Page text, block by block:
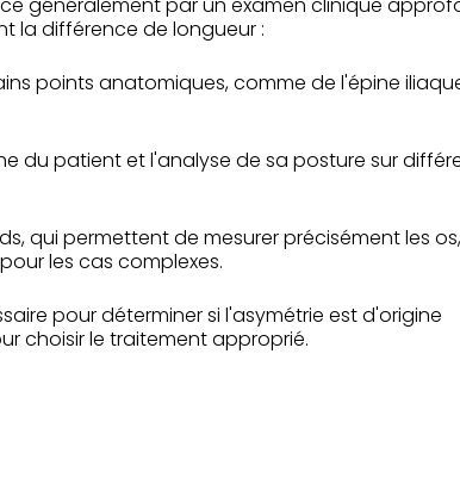
la différence de longueur :
points anatomiques, comme de l'épine
du patient et l'analyse de sa posture sur
qui permettent de mesurer précisément les
les cas complexes.
pour déterminer si l'asymétrie est d'origine
choisir le traitement approprié.